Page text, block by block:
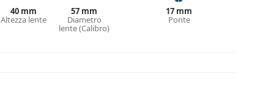
ampia gamma di montature in tantissimi
per leggere i consigli dei nostri specialisti.
prima dell'uso.
40 mm
Altezza lente
57 mm
Diametro
lente (Calibro)
17 mm
Ponte